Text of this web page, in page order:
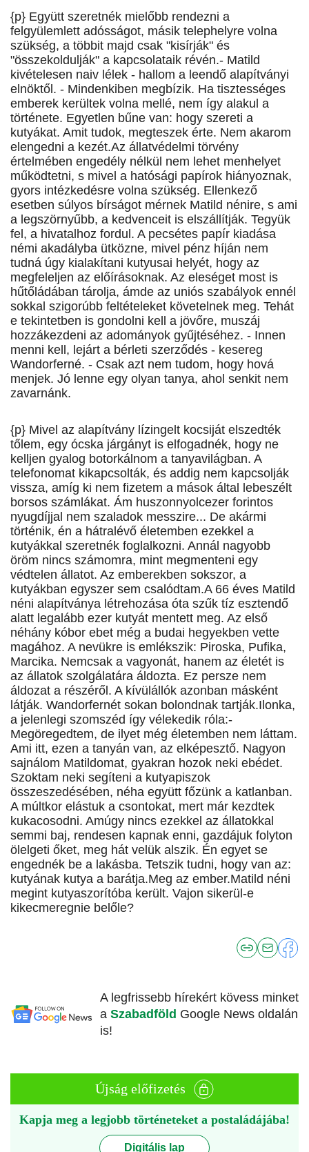
{p} Együtt szeretnék mielőbb rendezni a
felgyülemlett adósságot, másik telephelyre volna
szükség, a többit majd csak "kisírják" és
"összekoldulják" a kapcsolataik révén.- Matild
kivételesen naiv lélek - hallom a leendő alapítványi
elnöktől. - Mindenkiben megbízik. Ha tisztességes
emberek kerültek volna mellé, nem így alakul a
története. Egyetlen bűne van: hogy szereti a
kutyákat. Amit tudok, megteszek érte. Nem akarom
elengedni a kezét.Az állatvédelmi törvény
értelmében engedély nélkül nem lehet menhelyet
működtetni, s mivel a hatósági papírok hiányoznak,
gyors intézkedésre volna szükség. Ellenkező
esetben súlyos bírságot mérnek Matild nénire, s ami
a legszörnyűbb, a kedvenceit is elszállítják. Tegyük
fel, a hivatalhoz fordul. A pecsétes papír kiadása
némi akadályba ütközne, mivel pénz híján nem
tudná úgy kialakítani kutyusai helyét, hogy az
megfeleljen az előírásoknak. Az eleséget most is
hűtőládában tárolja, ámde az uniós szabályok ennél
sokkal szigorúbb feltételeket követelnek meg. Tehát
e tekintetben is gondolni kell a jövőre, muszáj
hozzákezdeni az adományok gyűjtéséhez. - Innen
menni kell, lejárt a bérleti szerződés - kesereg
Wandorferné. - Csak azt nem tudom, hogy hová
menjek. Jó lenne egy olyan tanya, ahol senkit nem
zavarnánk.
{p} Mivel az alapítvány lízingelt kocsiját elszedték
tőlem, egy ócska járgányt is elfogadnék, hogy ne
kelljen gyalog botorkálnom a tanyavilágban. A
telefonomat kikapcsolták, és addig nem kapcsolják
vissza, amíg ki nem fizetem a mások által lebeszélt
borsos számlákat. Ám huszonnyolcezer forintos
nyugdíjjal nem szaladok messzire... De akármi
történik, én a hátralévő életemben ezekkel a
kutyákkal szeretnék foglalkozni. Annál nagyobb
öröm nincs számomra, mint megmenteni egy
védtelen állatot. Az emberekben sokszor, a
kutyákban egyszer sem csalódtam.A 66 éves Matild
néni alapítványa létrehozása óta szűk tíz esztendő
alatt legalább ezer kutyát mentett meg. Az első
néhány kóbor ebet még a budai hegyekben vette
magához. A nevükre is emlékszik: Piroska, Pufika,
Marcika. Nemcsak a vagyonát, hanem az életét is
az állatok szolgálatára áldozta. Ez persze nem
áldozat a részéről. A kívülállók azonban másként
látják. Wandorfernét sokan bolondnak tartják.Ilonka,
a jelenlegi szomszéd így vélekedik róla:-
Megöregedtem, de ilyet még életemben nem láttam.
Ami itt, ezen a tanyán van, az elképesztő. Nagyon
sajnálom Matildomat, gyakran hozok neki ebédet.
Szoktam neki segíteni a kutyapiszok
összeszedésében, néha együtt főzünk a katlanban.
A múltkor elástuk a csontokat, mert már kezdtek
kukacosodni. Amúgy nincs ezekkel az állatokkal
semmi baj, rendesen kapnak enni, gazdájuk folyton
ölelgeti őket, meg hát velük alszik. Én egyet se
engednék be a lakásba. Tetszik tudni, hogy van az:
kutyának kutya a barátja.Meg az ember.Matild néni
megint kutyaszorítóba került. Vajon sikerül-e
kikecmeregnie belőle?
A legfrissebb hírekért kövess minket
a Szabadföld Google News oldalán
is!
Újság előfizetés
Kapja meg a legjobb történeteket a postaládájába!
Digitális lap